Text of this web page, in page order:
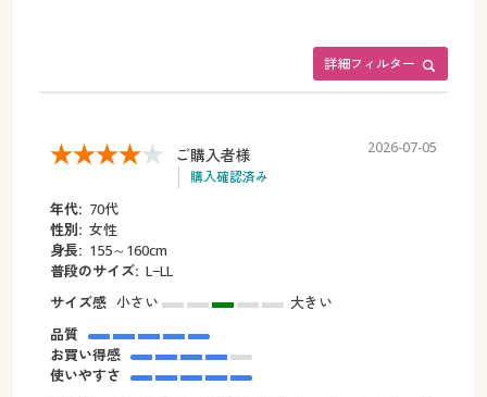
詳細フィルター
ご購入者様
購入確認済み
2026-07-05
年代: 70代
性別: 女性
身長: 155～160cm
普段のサイズ: L−LL
サイズ感 小さい
大きい
品質
お買い得感
使いやすさ